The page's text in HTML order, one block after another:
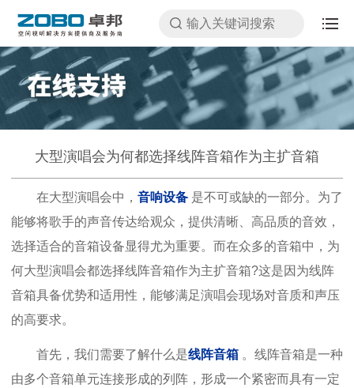
大型演唱会为何都选择线阵音箱作为主扩音箱
在大型演唱会中， 音响设备 是不可或缺的一部分。为了
能够将歌手的声音传达给观众，提供清晰、高品质的音效，
选择适合的音箱设备显得尤为重要。而在众多的音箱中，为
何大型演唱会都选择线阵音箱作为主扩音箱?这是因为线阵
音箱具备优势和适用性，能够满足演唱会现场对音质和声压
的高要求。
首先，我们需要了解什么是线阵音箱 。线阵音箱是一种
由多个音箱单元连接形成的列阵，形成一个紧密而具有一定